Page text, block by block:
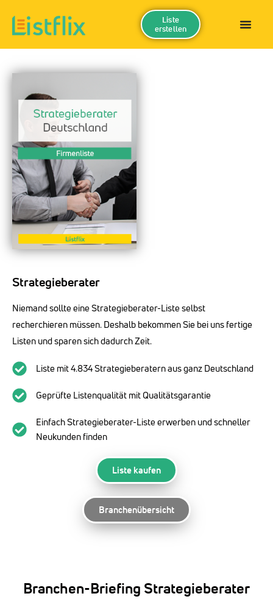
Liste
erstellen
Strategieberater
Niemand sollte eine Strategieberater-Liste selbst
recherchieren müssen. Deshalb bekommen Sie bei uns fertige
Listen und sparen sich dadurch Zeit.
Liste mit 4.834 Strategieberatern aus ganz Deutschland
Geprüfte Listenqualität mit Qualitätsgarantie
Einfach Strategieberater-Liste erwerben und schneller
Neukunden finden
Liste kaufen
Branchenübersicht
Branchen-Briefing Strategieberater